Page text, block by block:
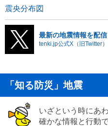
震央分布図
最新の地震情報を配信
tenki.jp公式X（旧Twitter
「知る防災」地震
いざという時にあ
確かな情報と行動